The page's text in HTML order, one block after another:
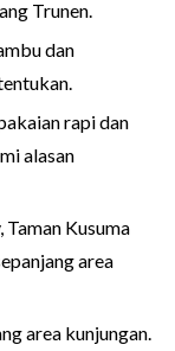
Trunen.
dan
rapi dan
alasan
Kusuma
area
area kunjungan.